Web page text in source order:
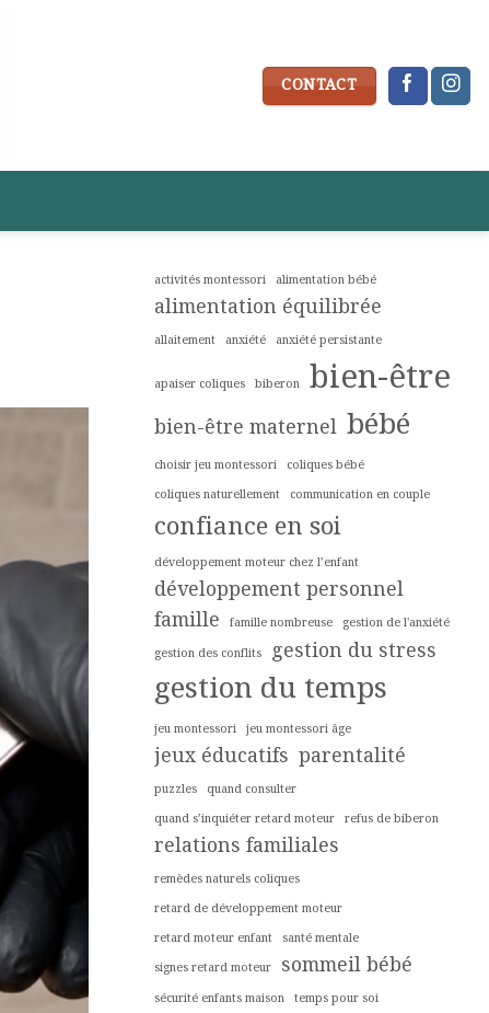
CONTACT
activités montessori alimentation bébé
alimentation équilibrée
allaitement anxiété anxiété persistante
apaiser coliques biberon bien-être
bien-être maternel bébé
choisir jeu montessori
coliques bébé
coliques naturellement
communication en couple
confiance en soi
développement moteur chez l’enfant
développement personnel
famille
famille nombreuse
gestion de l'anxiété
gestion des conflits
gestion du stress
gestion du temps
jeu montessori jeu montessori âge
jeux éducatifs parentalité
puzzles
quand consulter
quand s’inquiéter retard moteur
refus de biberon
relations familiales
remèdes naturels coliques
retard de développement moteur
retard moteur enfant
santé mentale
signes retard moteur
sommeil bébé
sécurité enfants maison temps pour soi